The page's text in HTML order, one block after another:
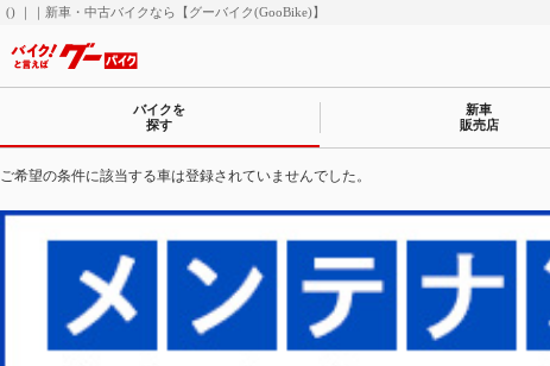
() ｜｜新車・中古バイクなら【グーバイク(GooBike)】
バイクを
探す
新車
販売店
ご希望の条件に該当する車は登録されていませんでした。